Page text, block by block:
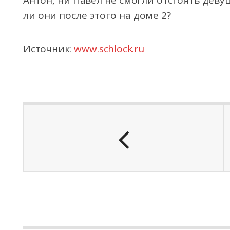
ли они после этого на доме 2?
Источник:www.schlock.ru